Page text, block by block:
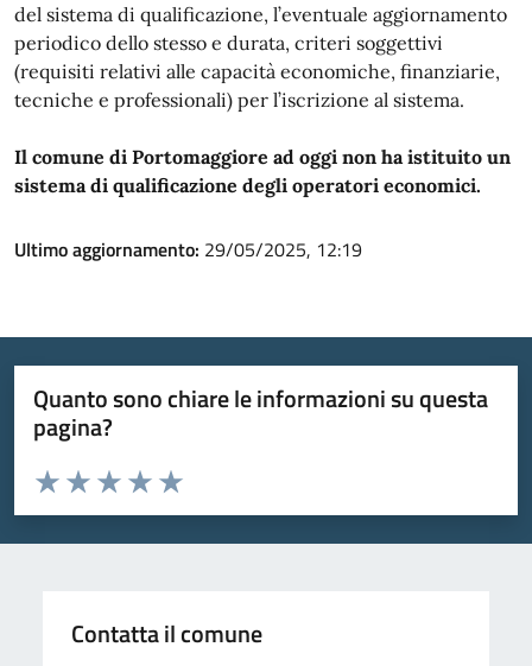
del sistema di qualificazione, l’eventuale aggiornamento
periodico dello stesso e durata, criteri soggettivi
(requisiti relativi alle capacità economiche, finanziarie,
tecniche e professionali) per l’iscrizione al sistema.
Il comune di Portomaggiore ad oggi non ha istituito un
sistema di qualificazione degli operatori economici.
Ultimo aggiornamento: 29/05/2025, 12:19
Quanto sono chiare le informazioni su questa
pagina?
Valuta da 1 a 5 stelle la pagina
Valuta 5 stelle su 5
Valuta 4 stelle su 5
Valuta 3 stelle su 5
Valuta 2 stelle su 5
Valuta 1 stelle su 5
Contatta il comune